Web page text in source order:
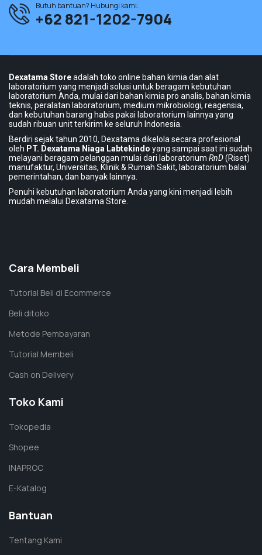
Butuh bantuan? Hubungi kami:
+62 821-1202-7904
Dexatama Storeadalah toko online bahan kimia dan alat
laboratorium yang menjadi solusi untuk beragam kebutuhan
laboratorium Anda, mulai dari bahan kimia pro analis, bahan kimia
teknis, peralatan laboratorium, medium mikrobiologi, reagensia,
dan kebutuhan barang habis pakai laboratorium lainnya yang
sudah ribuan unit terkirim ke seluruh Indonesia.
Berdiri sejak tahun 2010, Dexatama dikelola secara profesional
oleh PT. Dexatama Niaga Labtekindo yang sampai saat ini sudah
melayani beragam pelanggan mulai dari laboratorium RnD(Riset)
manufaktur, Universitas, Klinik & Rumah Sakit, laboratorium balai
pemerintahan, dan banyak lainnya.
Penuhi kebutuhan laboratorium Anda yang kini menjadi lebih
mudah melalui Dexatama Store.
Cara Membeli
Tutorial Beli di Ecommerce
Beli ditoko
Metode Pembayaran
Tutorial Membeli
Cash on Delivery
Toko Kami
Tokopedia
Shopee
INAPROC
E-Katalog
Bantuan
Tentang Kami